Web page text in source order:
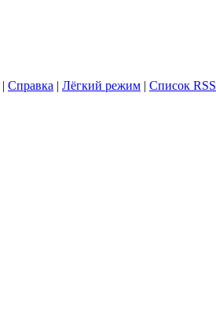
| Справка | Лёгкий режим | Список RSS